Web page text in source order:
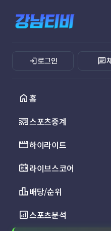
login로그인 chat
home홈
cast_connected스포츠중계
movie하이라이트
scoreboard라이브스코어
leaderboard배당/순위
analytics스포츠분석